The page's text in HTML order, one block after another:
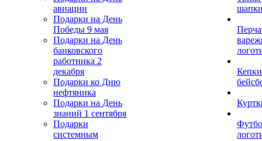
авиации
Подарки на День
Победы 9 мая
Подарки на День
банковского
работника 2
декабря
Подарки ко Дню
нефтяника
Подарки на День
знаний 1 сентября
Подарки
системным